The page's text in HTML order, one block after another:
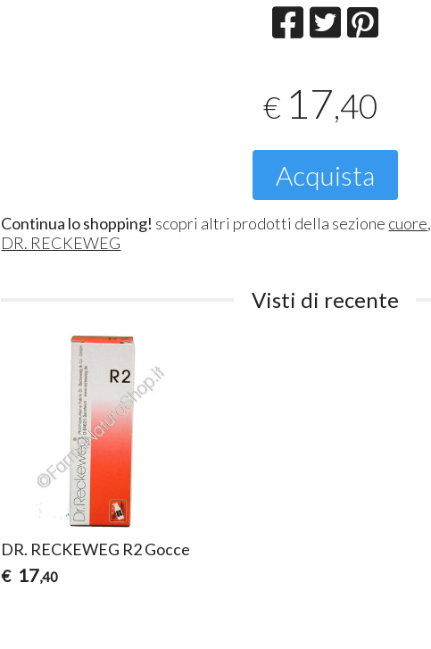
€ 17,40
Acquista
Continua lo shopping! scopri altri prodotti della sezione
DR. RECKEWEG
Visti di recente
DR. RECKEWEG R2 Gocce
€ 17,40